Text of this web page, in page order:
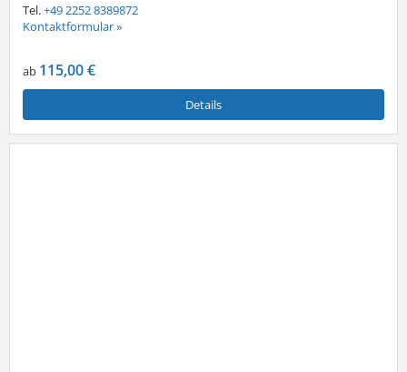
Tel.+49 2252 8389872
Kontaktformular »
ab 115,00 €
Details